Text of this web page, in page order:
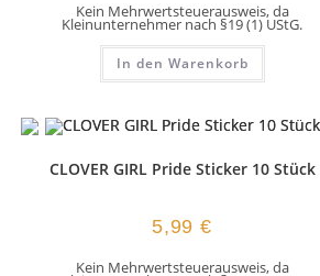
Kein Mehrwertsteuerausweis, da
Kleinunternehmer nach §19 (1) UStG.
In den Warenkorb
CLOVER GIRL Pride Sticker 10 Stück
5,99€
Kein Mehrwertsteuerausweis, da